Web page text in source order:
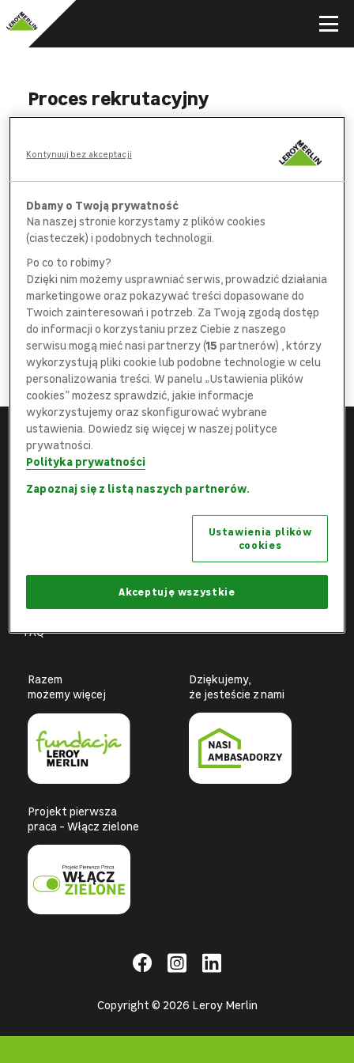
Proces rekrutacyjny
ankietę na wybranych stanowiskach
POROZMAWIAJ
z pracownikiem działu rekrutacji
SPOTKAJ SIĘ
z bezpośrednimprzełożonym
DOŁĄCZ
do najlepszej Ekipy
Menu
Strona główna
Fachowcy
FAQ
leroymerlin.pl
Fundacja Leroy Merlin
Biuro prasowe
Ochrona danych osobowych
Razem
możemy więcej
Dziękujemy,
że jesteście z nami
Projekt pierwsza
praca - Włącz zielone
Copyright © 2026 Leroy Merlin
Dbamy o Twoją prywatność
Na naszej stronie korzystamy z plików cookies
(ciasteczek) i podobnych technologii.
Po co to robimy?
Dzięki nim możemy usprawniać serwis, prowadzić działania
marketingowe oraz pokazywać treści dopasowane do
Twoich zainteresowań i potrzeb. Za Twoją zgodą dostęp
do informacji o korzystaniu przez Ciebie z naszego
serwisu mogą mieć nasi partnerzy (15 partnerów) , którzy
wykorzystują pliki cookie lub podobne technologie w celu
personalizowania treści. W panelu „Ustawienia plików
cookies” możesz sprawdzić, jakie informacje
wykorzystujemy oraz skonfigurować wybrane
ustawienia. Dowiedz się więcej w naszej polityce
prywatności.
Polityka prywatności
Zapoznaj się z listą naszych partnerów.
Ustawienia plików
cookies
Akceptuję wszystkie
Kontynuuj bez akceptacji